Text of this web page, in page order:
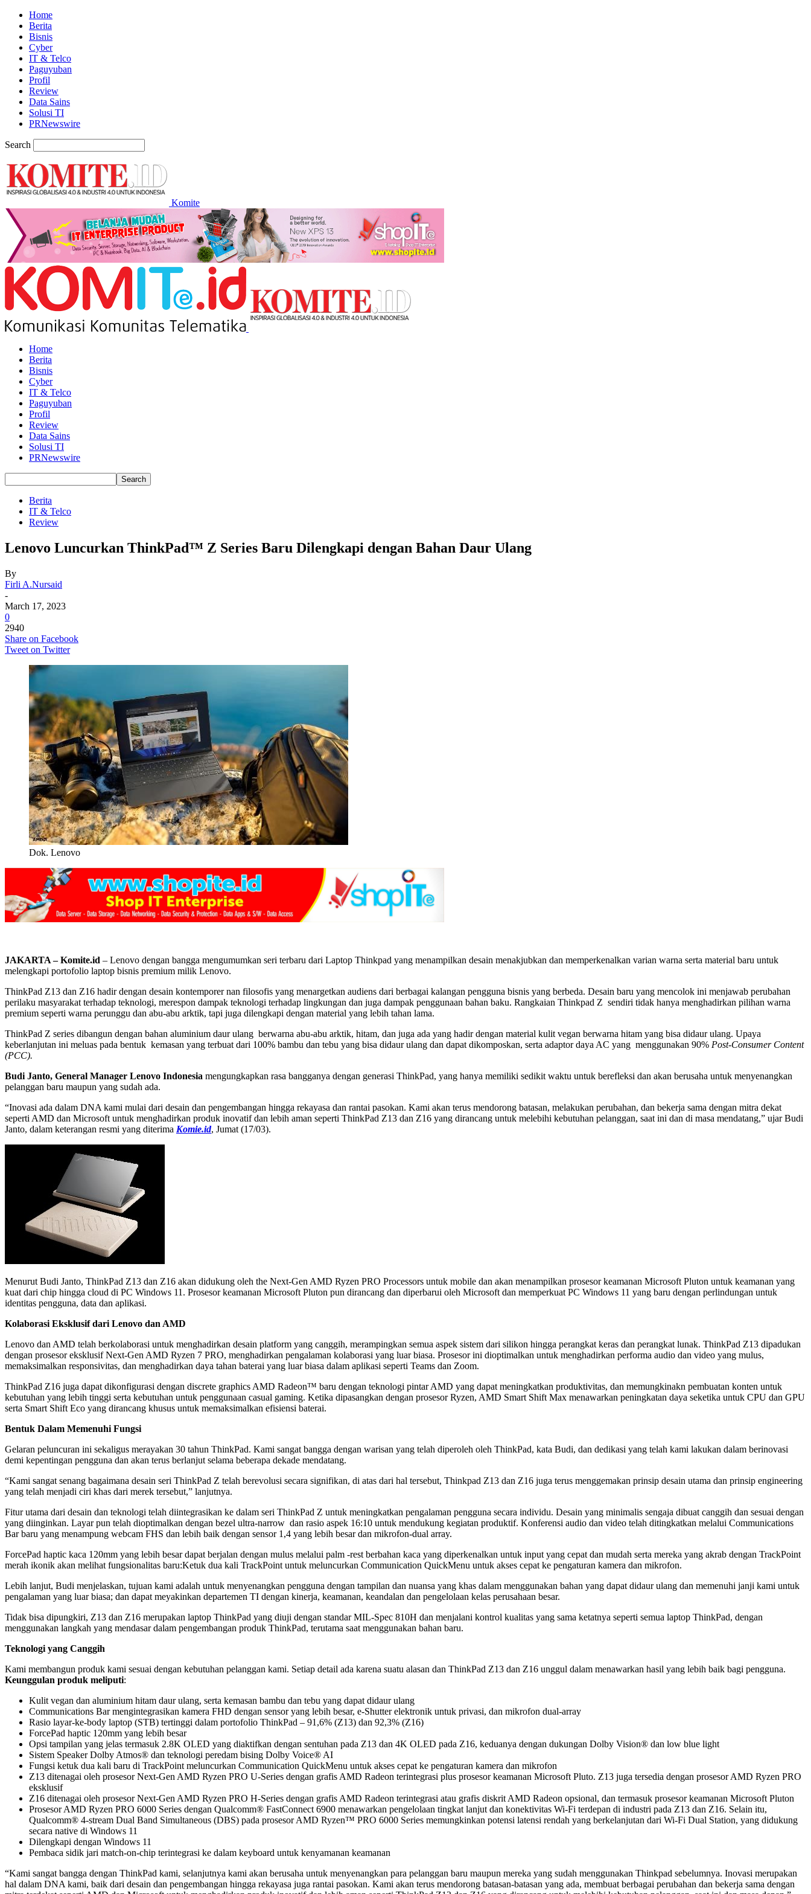
Home
Berita
Bisnis
Cyber
IT & Telco
Paguyuban
Profil
Review
Data Sains
Solusi TI
PRNewswire
Search
Komite
Home
Berita
Bisnis
Cyber
IT & Telco
Paguyuban
Profil
Review
Data Sains
Solusi TI
PRNewswire
Berita
IT & Telco
Review
Lenovo Luncurkan ThinkPad™ Z Series Baru Dilengkapi dengan Bahan Daur Ulang
By
Firli A.Nursaid
-
March 17, 2023
0
2940
Share on Facebook
Tweet on Twitter
Dok. Lenovo
JAKARTA – Komite.id – Lenovo dengan bangga mengumumkan seri terbaru dari Laptop Thinkpad yang menampilkan desain menakjubkan dan memperkenalkan varian warna serta material baru untuk
melengkapi portofolio laptop bisnis premium milik Lenovo.
ThinkPad Z13 dan Z16 hadir dengan desain kontemporer nan filosofis yang menargetkan audiens dari berbagai kalangan pengguna bisnis yang berbeda. Desain baru yang mencolok ini menjawab perubahan
perilaku masyarakat terhadap teknologi, merespon dampak teknologi terhadap lingkungan dan juga dampak penggunaan bahan baku. Rangkaian Thinkpad Z sendiri tidak hanya menghadirkan pilihan warna
premium seperti warna perunggu dan abu-abu arktik, tapi juga dilengkapi dengan material yang lebih tahan lama.
ThinkPad Z series dibangun dengan bahan aluminium daur ulang berwarna abu-abu arktik, hitam, dan juga ada yang hadir dengan material kulit vegan berwarna hitam yang bisa didaur ulang. Upaya
keberlanjutan ini meluas pada bentuk kemasan yang terbuat dari 100% bambu dan tebu yang bisa didaur ulang dan dapat dikomposkan, serta adaptor daya AC yang menggunakan 90% Post-Consumer Content
(PCC).
Budi Janto, General Manager Lenovo Indonesia mengungkapkan rasa bangganya dengan generasi ThinkPad, yang hanya memiliki sedikit waktu untuk berefleksi dan akan berusaha untuk menyenangkan
pelanggan baru maupun yang sudah ada.
“Inovasi ada dalam DNA kami mulai dari desain dan pengembangan hingga rekayasa dan rantai pasokan. Kami akan terus mendorong batasan, melakukan perubahan, dan bekerja sama dengan mitra dekat
seperti AMD dan Microsoft untuk menghadirkan produk inovatif dan lebih aman seperti ThinkPad Z13 dan Z16 yang dirancang untuk melebihi kebutuhan pelanggan, saat ini dan di masa mendatang,” ujar Budi
Janto, dalam keterangan resmi yang diterima Komie.id, Jumat (17/03).
Menurut Budi Janto, ThinkPad Z13 dan Z16 akan didukung oleh the Next-Gen AMD Ryzen PRO Processors untuk mobile dan akan menampilkan prosesor keamanan Microsoft Pluton untuk keamanan yang
kuat dari chip hingga cloud di PC Windows 11. Prosesor keamanan Microsoft Pluton pun dirancang dan diperbarui oleh Microsoft dan memperkuat PC Windows 11 yang baru dengan perlindungan untuk
identitas pengguna, data dan aplikasi.
Kolaborasi Eksklusif dari Lenovo dan AMD
Lenovo dan AMD telah berkolaborasi untuk menghadirkan desain platform yang canggih, merampingkan semua aspek sistem dari silikon hingga perangkat keras dan perangkat lunak. ThinkPad Z13 dipadukan
dengan prosesor eksklusif Next-Gen AMD Ryzen 7 PRO, menghadirkan pengalaman kolaborasi yang luar biasa. Prosesor ini dioptimalkan untuk menghadirkan performa audio dan video yang mulus,
memaksimalkan responsivitas, dan menghadirkan daya tahan baterai yang luar biasa dalam aplikasi seperti Teams dan Zoom.
ThinkPad Z16 juga dapat dikonfigurasi dengan discrete graphics AMD Radeon™ baru dengan teknologi pintar AMD yang dapat meningkatkan produktivitas, dan memungkinakn pembuatan konten untuk
kebutuhan yang lebih tinggi serta kebutuhan untuk penggunaan casual gaming. Ketika dipasangkan dengan prosesor Ryzen, AMD Smart Shift Max menawarkan peningkatan daya seketika untuk CPU dan GPU
serta Smart Shift Eco yang dirancang khusus untuk memaksimalkan efisiensi baterai.
Bentuk Dalam Memenuhi Fungsi
Gelaran peluncuran ini sekaligus merayakan 30 tahun ThinkPad. Kami sangat bangga dengan warisan yang telah diperoleh oleh ThinkPad, kata Budi, dan dedikasi yang telah kami lakukan dalam berinovasi
demi kepentingan pengguna dan akan terus berlanjut selama beberapa dekade mendatang.
“Kami sangat senang bagaimana desain seri ThinkPad Z telah berevolusi secara signifikan, di atas dari hal tersebut, Thinkpad Z13 dan Z16 juga terus menggemakan prinsip desain utama dan prinsip engineering
yang telah menjadi ciri khas dari merek tersebut,” lanjutnya.
Fitur utama dari desain dan teknologi telah diintegrasikan ke dalam seri ThinkPad Z untuk meningkatkan pengalaman pengguna secara individu. Desain yang minimalis sengaja dibuat canggih dan sesuai dengan
yang diinginkan. Layar pun telah dioptimalkan dengan bezel ultra-narrow dan rasio aspek 16:10 untuk mendukung kegiatan produktif. Konferensi audio dan video telah ditingkatkan melalui Communications
Bar baru yang menampung webcam FHS dan lebih baik dengan sensor 1,4 yang lebih besar dan mikrofon-dual array.
ForcePad haptic kaca 120mm yang lebih besar dapat berjalan dengan mulus melalui palm -rest berbahan kaca yang diperkenalkan untuk input yang cepat dan mudah serta mereka yang akrab dengan TrackPoint
merah ikonik akan melihat fungsionalitas baru:Ketuk dua kali TrackPoint untuk meluncurkan Communication QuickMenu untuk akses cepat ke pengaturan kamera dan mikrofon.
Lebih lanjut, Budi menjelaskan, tujuan kami adalah untuk menyenangkan pengguna dengan tampilan dan nuansa yang khas dalam menggunakan bahan yang dapat didaur ulang dan memenuhi janji kami untuk
pengalaman yang luar biasa; dan dapat meyakinkan departemen TI dengan kinerja, keamanan, keandalan dan pengelolaan kelas perusahaan besar.
Tidak bisa dipungkiri, Z13 dan Z16 merupakan laptop ThinkPad yang diuji dengan standar MIL-Spec 810H dan menjalani kontrol kualitas yang sama ketatnya seperti semua laptop ThinkPad, dengan
menggunakan langkah yang mendasar dalam pengembangan produk ThinkPad, terutama saat menggunakan bahan baru.
Teknologi yang Canggih
Kami membangun produk kami sesuai dengan kebutuhan pelanggan kami. Setiap detail ada karena suatu alasan dan ThinkPad Z13 dan Z16 unggul dalam menawarkan hasil yang lebih baik bagi pengguna.
Keunggulan produk meliputi:
Kulit vegan dan aluminium hitam daur ulang, serta kemasan bambu dan tebu yang dapat didaur ulang
Communications Bar mengintegrasikan kamera FHD dengan sensor yang lebih besar, e-Shutter elektronik untuk privasi, dan mikrofon dual-array
Rasio layar-ke-body laptop (STB) tertinggi dalam portofolio ThinkPad – 91,6% (Z13) dan 92,3% (Z16)
ForcePad haptic 120mm yang lebih besar
Opsi tampilan yang jelas termasuk 2.8K OLED yang diaktifkan dengan sentuhan pada Z13 dan 4K OLED pada Z16, keduanya dengan dukungan Dolby Vision® dan low blue light
Sistem Speaker Dolby Atmos® dan teknologi peredam bising Dolby Voice® AI
Fungsi ketuk dua kali baru di TrackPoint meluncurkan Communication QuickMenu untuk akses cepat ke pengaturan kamera dan mikrofon
Z13 ditenagai oleh prosesor Next-Gen AMD Ryzen PRO U-Series dengan grafis AMD Radeon terintegrasi plus prosesor keamanan Microsoft Pluto. Z13 juga tersedia dengan prosesor AMD Ryzen PRO
eksklusif
Z16 ditenagai oleh prosesor Next-Gen AMD Ryzen PRO H-Series dengan grafis AMD Radeon terintegrasi atau grafis diskrit AMD Radeon opsional, dan termasuk prosesor keamanan Microsoft Pluton
Prosesor AMD Ryzen PRO 6000 Series dengan Qualcomm® FastConnect 6900 menawarkan pengelolaan tingkat lanjut dan konektivitas Wi-Fi terdepan di industri pada Z13 dan Z16. Selain itu,
Qualcomm® 4-stream Dual Band Simultaneous (DBS) pada prosesor AMD Ryzen™ PRO 6000 Series memungkinkan potensi latensi rendah yang berkelanjutan dari Wi-Fi Dual Station, yang didukung
secara native di Windows 11
Dilengkapi dengan Windows 11
Pembaca sidik jari match-on-chip terintegrasi ke dalam keyboard untuk kenyamanan keamanan
“Kami sangat bangga dengan ThinkPad kami, selanjutnya kami akan berusaha untuk menyenangkan para pelanggan baru maupun mereka yang sudah menggunakan Thinkpad sebelumnya. Inovasi merupakan
hal dalam DNA kami, baik dari desain dan pengembangan hingga rekayasa juga rantai pasokan. Kami akan terus mendorong batasan-batasan yang ada, membuat berbagai perubahan dan bekerja sama dengan